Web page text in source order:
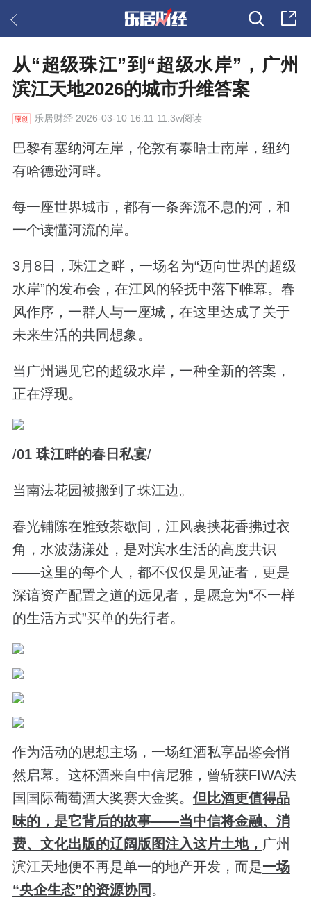
从“超级珠江”到“超级水岸”，广州
滨江天地2026的城市升维答案
乐居财经2026-03-10 16:11 11.3w阅读
巴黎有塞纳河左岸，伦敦有泰晤士南岸，纽约
有哈德逊河畔。
每一座世界城市，都有一条奔流不息的河，和
一个读懂河流的岸。
3月8日，珠江之畔，一场名为“迈向世界的超级
水岸”的发布会，在江风的轻抚中落下帷幕。春
风作序，一群人与一座城，在这里达成了关于
未来生活的共同想象。
当广州遇见它的超级水岸，一种全新的答案，
正在浮现。
/01 珠江畔的春日私宴/
当南法花园被搬到了珠江边。
春光铺陈在雅致茶歇间，江风裹挟花香拂过衣
角，水波荡漾处，是对滨水生活的高度共识
——这里的每个人，都不仅仅是见证者，更是
深谙资产配置之道的远见者，是愿意为“不一样
的生活方式”买单的先行者。
作为活动的思想主场，一场红酒私享品鉴会悄
然启幕。这杯酒来自中信尼雅，曾斩获FIWA法
国国际葡萄酒大奖赛大金奖。 但比酒更值得品
味的，是它背后的故事——当中信将金融、消
费、文化出版的辽阔版图注入这片土地， 广州
滨江天地便不再是单一的地产开发，而是一场
“央企生态”的资源协同 。